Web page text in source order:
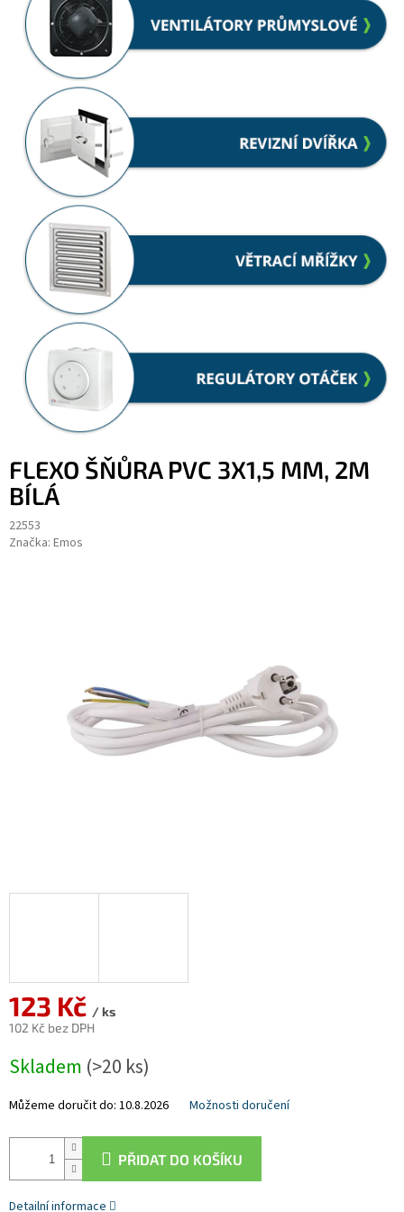
FLEXO ŠŇŮRA PVC 3X1,5 MM, 2M
BÍLÁ
22553
Značka: Emos
123 Kč / ks
102 Kč bez DPH
cena:
Skladem (>20 ks)
Můžeme doručit do: 10.8.2026 Možnosti doručení
PŘIDAT DO KOŠÍKU
Detailní informace